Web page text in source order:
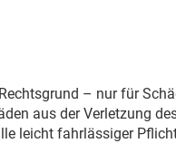
– nur für
aus der Verletzung
leicht fahrlässiger